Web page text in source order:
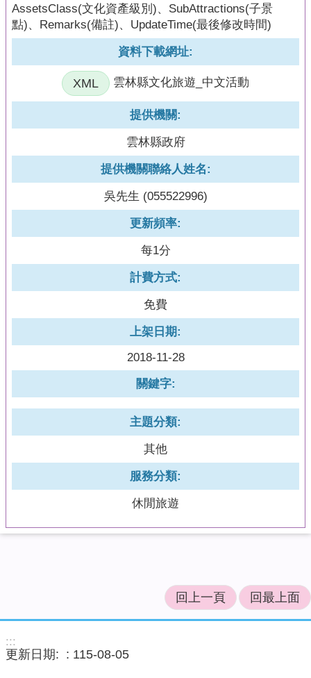
AssetsClass(文化資產級別)、SubAttractions(子景
點)、Remarks(備註)、UpdateTime(最後修改時間)
資料下載網址:
XML 雲林縣文化旅遊_中文活動
提供機關:
雲林縣政府
提供機關聯絡人姓名:
吳先生 (055522996)
更新頻率:
每1分
計費方式:
免費
上架日期:
2018-11-28
關鍵字:
主題分類:
其他
服務分類:
休閒旅遊
回上一頁 回最上面
:::
更新日期: 115-08-05